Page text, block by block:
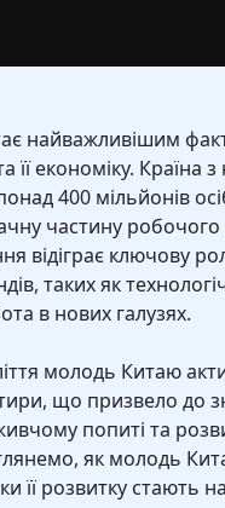
найважливішим
її економіку. Країна
400 мільйонів
частину
відіграє ключову
таких як
в нових галузях.
молодь Китаю
що призвело до
попиті та
як молодь
її розвитку стають